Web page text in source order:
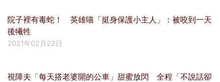
院子裡有毒蛇！ 英雄喵「挺身保護小主人」：被咬到一天
後犧牲
2021年02月22日
視障夫「每天搭老婆開的公車」甜蜜放閃 全程「不說話卻